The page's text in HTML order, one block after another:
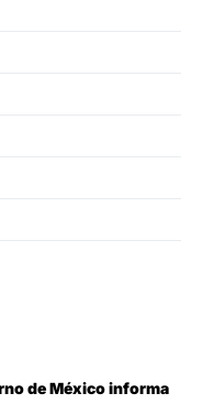
de México informa